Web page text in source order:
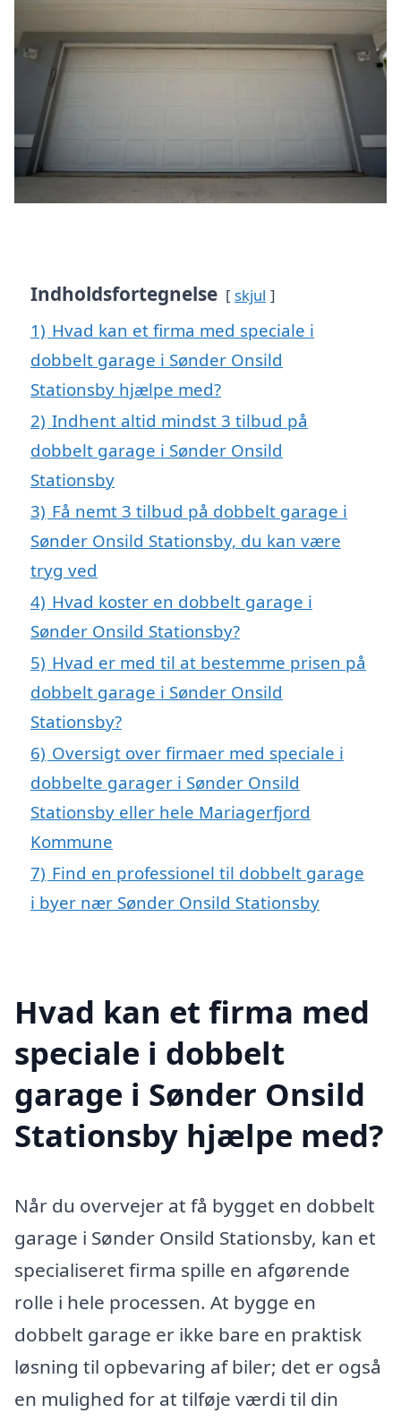
Indholdsfortegnelse skjul
1) Hvad kan et firma med speciale i
dobbelt garage i Sønder Onsild
Stationsby hjælpe med?
2) Indhent altid mindst 3 tilbud på
dobbelt garage i Sønder Onsild
Stationsby
3) Få nemt 3 tilbud på dobbelt garage i
Sønder Onsild Stationsby, du kan være
tryg ved
4) Hvad koster en dobbelt garage i
Sønder Onsild Stationsby?
5) Hvad er med til at bestemme prisen på
dobbelt garage i Sønder Onsild
Stationsby?
6) Oversigt over firmaer med speciale i
dobbelte garager i Sønder Onsild
Stationsby eller hele Mariagerfjord
Kommune
7) Find en professionel til dobbelt garage
i byer nær Sønder Onsild Stationsby
Hvad kan et firma med
speciale i dobbelt
garage i Sønder Onsild
Stationsby hjælpe med?
Når du overvejer at få bygget en dobbelt
garage i Sønder Onsild Stationsby, kan et
specialiseret firma spille en afgørende
rolle i hele processen. At bygge en
dobbelt garage er ikke bare en praktisk
løsning til opbevaring af biler; det er også
en mulighed for at tilføje værdi til din